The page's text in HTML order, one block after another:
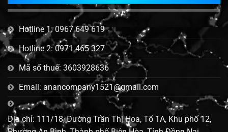
Hotline 1: 0967 649 619
Hotline 2: 0971 465 327
Mã số thuế: 3603928636
Email: anancompany1521@gmail.com
Địa chỉ: 111/18, Đường Trần Thị Hoa, Tổ 1A, Khu phố 12,